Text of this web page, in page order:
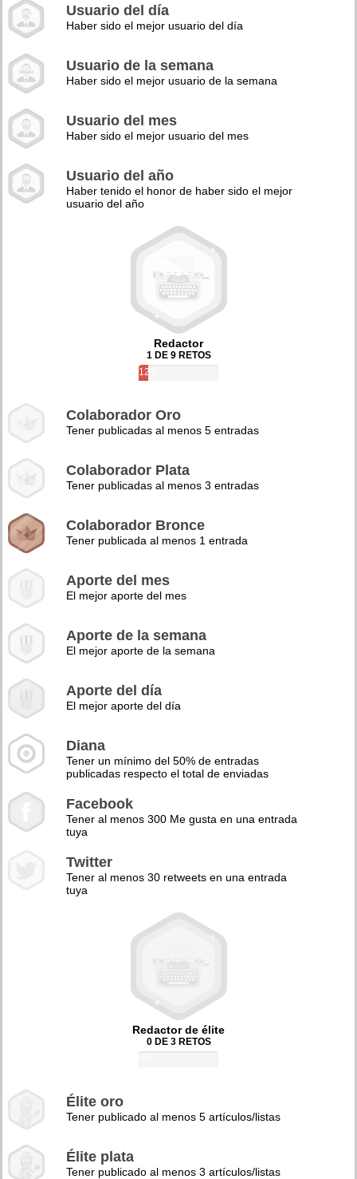
Usuario del día
Haber sido el mejor usuario del día
Usuario de la semana
Haber sido el mejor usuario de la semana
Usuario del mes
Haber sido el mejor usuario del mes
Usuario del año
Haber tenido el honor de haber sido el mejor
usuario del año
Redactor
1 DE 9 RETOS
12%
Colaborador Oro
Tener publicadas al menos 5 entradas
Colaborador Plata
Tener publicadas al menos 3 entradas
Colaborador Bronce
Tener publicada al menos 1 entrada
Aporte del mes
El mejor aporte del mes
Aporte de la semana
El mejor aporte de la semana
Aporte del día
El mejor aporte del día
Diana
Tener un mínimo del 50% de entradas
publicadas respecto el total de enviadas
Facebook
Tener al menos 300 Me gusta en una entrada
tuya
Twitter
Tener al menos 30 retweets en una entrada
tuya
Redactor de élite
0 DE 3 RETOS
Élite oro
Tener publicado al menos 5 artículos/listas
Élite plata
Tener publicado al menos 3 artículos/listas